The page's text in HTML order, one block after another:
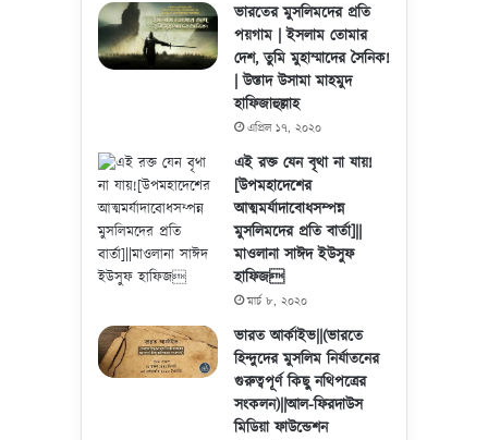
ভারতের মুসলিমদের প্রতি
পয়গাম | ইসলাম তোমার
দেশ, তুমি মুহাম্মাদের সৈনিক!
| উস্তাদ উসামা মাহমুদ
হাফিজাহুল্লাহ
এপ্রিল ১৭, ২০২০
এই রক্ত যেন বৃথা না যায়!
[উপমহাদেশের
আত্মমর্যাদাবোধসম্পন্ন
মুসলিমদের প্রতি বার্তা]||
মাওলানা সাঈদ ইউসুফ
হাফিজ
মার্চ ৮, ২০২০
ভারত আর্কাইভ||(ভারতে
হিন্দুদের মুসলিম নির্যাতনের
গুরুত্বপূর্ণ কিছু নথিপত্রের
সংকলন)||আল-ফিরদাউস
মিডিয়া ফাউন্ডেশন